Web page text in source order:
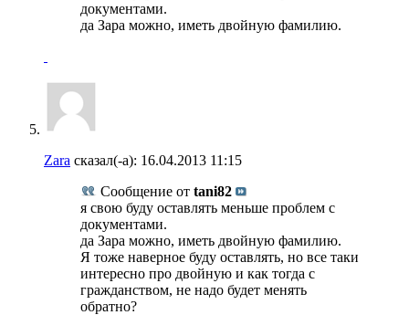
документами.
да Зара можно, иметь двойную фамилию.
Zara сказал(-а): 16.04.2013 11:15
Сообщение от tani82
я свою буду оставлять меньше проблем с
документами.
да Зара можно, иметь двойную фамилию.
Я тоже наверное буду оставлять, но все таки
интересно про двойную и как тогда с
гражданством, не надо будет менять
обратно?